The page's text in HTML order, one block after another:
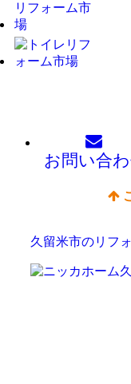
お問い合
久留米市のリフ